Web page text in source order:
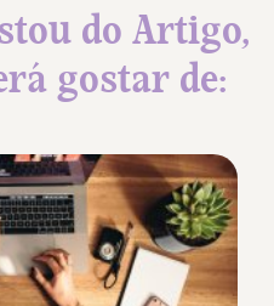
do Artigo,
gostar de: